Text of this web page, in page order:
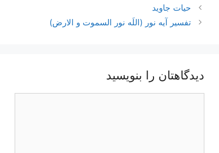
ناوبری
نوشته‌ها
حیات جاوید
تفسیر آیه نور (اللَه نور السموت و الارض)
دیدگاهتان را بنویسید